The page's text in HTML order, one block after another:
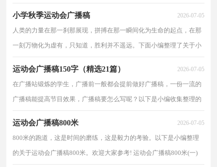
小学秋季运动会广播稿 2026-07-05
人类的力量在那一刹那展现，拼搏在那一瞬间化为生命的起点，在那
一刻万物化为虚有，只知道，胜利并不遥远。下面小编整理了关于小
有翅膀的影子，但我
运动会广播稿150字（精选21篇） 2026-07-05
在广播站锻炼的学生，广播前一般都会提前做好广播稿，一份一流的
广播稿能提高节目效果，广播稿要怎么写呢？以下是小编收集整理的
友。运动会广播稿
运动会广播稿800米 2026-07-05
800米的跑道，这是时间的磨练，这是毅力的考验。以下是小编整理
的关于运动会广播稿800米。欢迎大家参考! 运动会广播稿800米(一)